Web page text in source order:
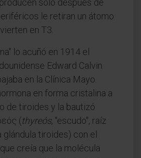
solo después de
le retiran un átomo
en T3.
lo acuñó en 1914 el
Edward Calvin
en la Clínica Mayo.
en forma cristalina a
de tiroides y la bautizó
(thyreós, "escudo", raíz
tiroides) con el
creía que la molécula